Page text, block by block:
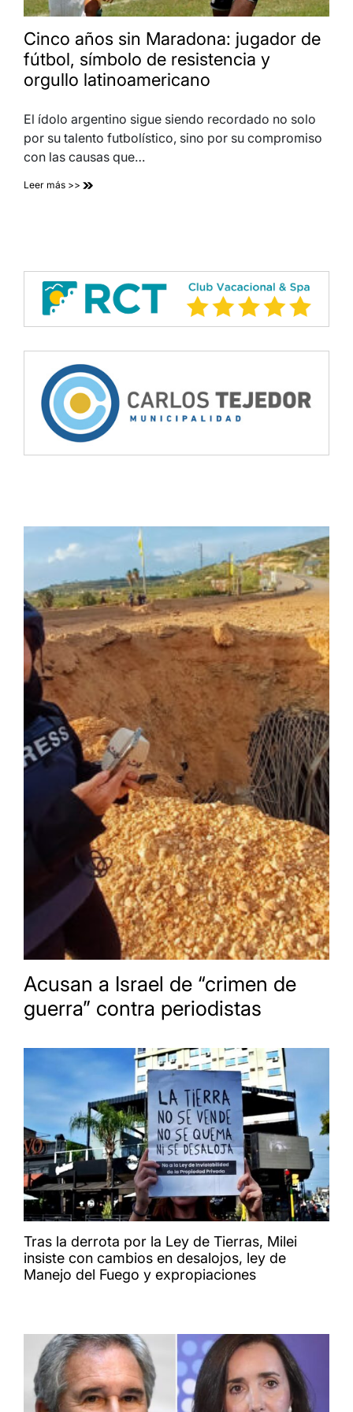
Cinco años sin Maradona: jugador de
fútbol, símbolo de resistencia y
orgullo latinoamericano
El ídolo argentino sigue siendo recordado no solo
por su talento futbolístico, sino por su compromiso
con las causas que…
Leer más >>
Acusan a Israel de “crimen de
guerra” contra periodistas
Tras la derrota por la Ley de Tierras, Milei
insiste con cambios en desalojos, ley de
Manejo del Fuego y expropiaciones